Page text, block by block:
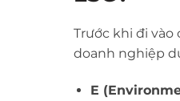
Trước khi đi vào
doanh nghiệp
E